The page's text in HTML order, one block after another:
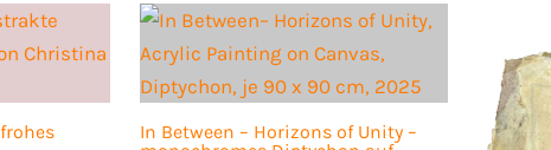
In Between – Horizons of Unity –